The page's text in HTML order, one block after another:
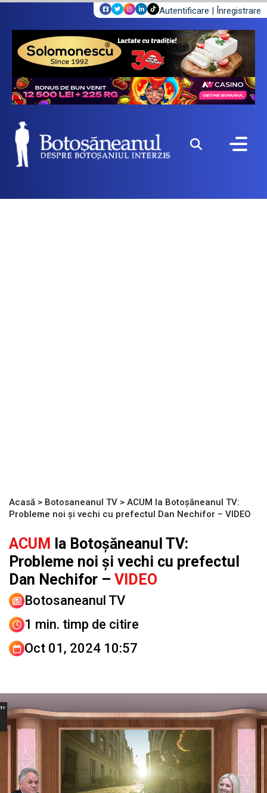
Autentificare | Înregistrare
Acasă > Botosaneanul TV > ACUM la Botoșăneanul TV:
Probleme noi și vechi cu prefectul Dan Nechifor – VIDEO
ACUM
la Botoșăneanul TV:
Probleme noi și vechi cu prefectul
Dan Nechifor – VIDEO
Botosaneanul TV
1 min. timp de citire
Oct 01, 2024 10:57